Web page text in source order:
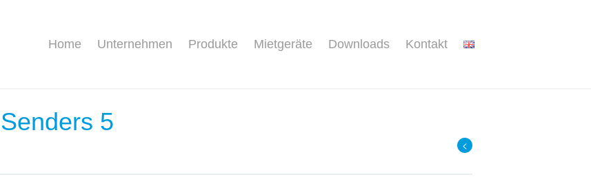
Home Unternehmen Produkte Mietgeräte Downloads Kontakt
5
<